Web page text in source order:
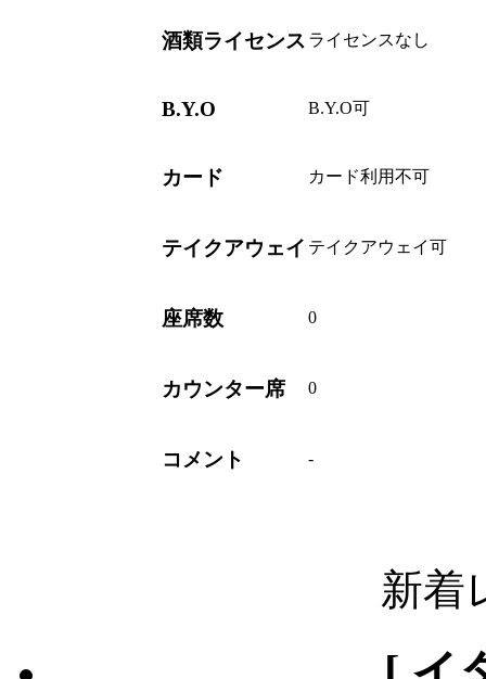
酒類ライセンス ライセンスなし
B.Y.O B.Y.O可
カード カード利用不可
テイクアウェイ テイクアウェイ可
座席数 0
カウンター席 0
コメント -
新着